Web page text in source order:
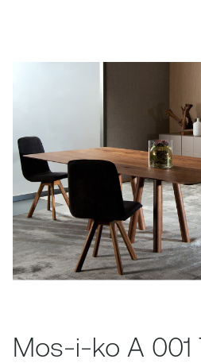
Mos-i-ko A 001